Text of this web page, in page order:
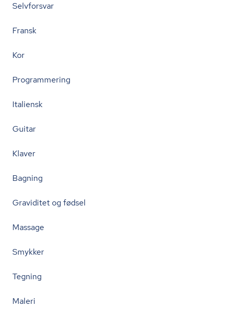
Selvforsvar
Fransk
Kor
Programmering
Italiensk
Guitar
Klaver
Bagning
Graviditet og fødsel
Massage
Smykker
Tegning
Maleri